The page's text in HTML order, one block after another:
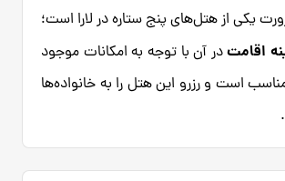
یکی از هتل‌های پنج ستاره در لارا است؛
اقامتدر آن با توجه به امکانات موجود
است و رزرو این هتل را به خانواده‌ها